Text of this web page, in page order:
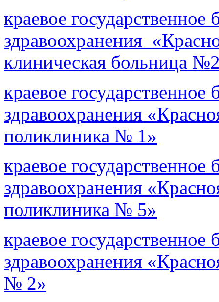
краевое
здравоохранения
клиническая больница
краевое
здравоохранения
поликлиника № 1»
краевое
здравоохранения
поликлиника № 5»
краевое
здравоохранения
№ 2»